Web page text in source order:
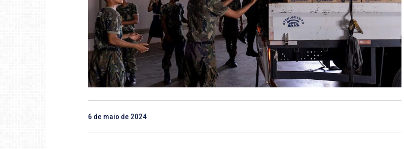
6 de maio de 2024